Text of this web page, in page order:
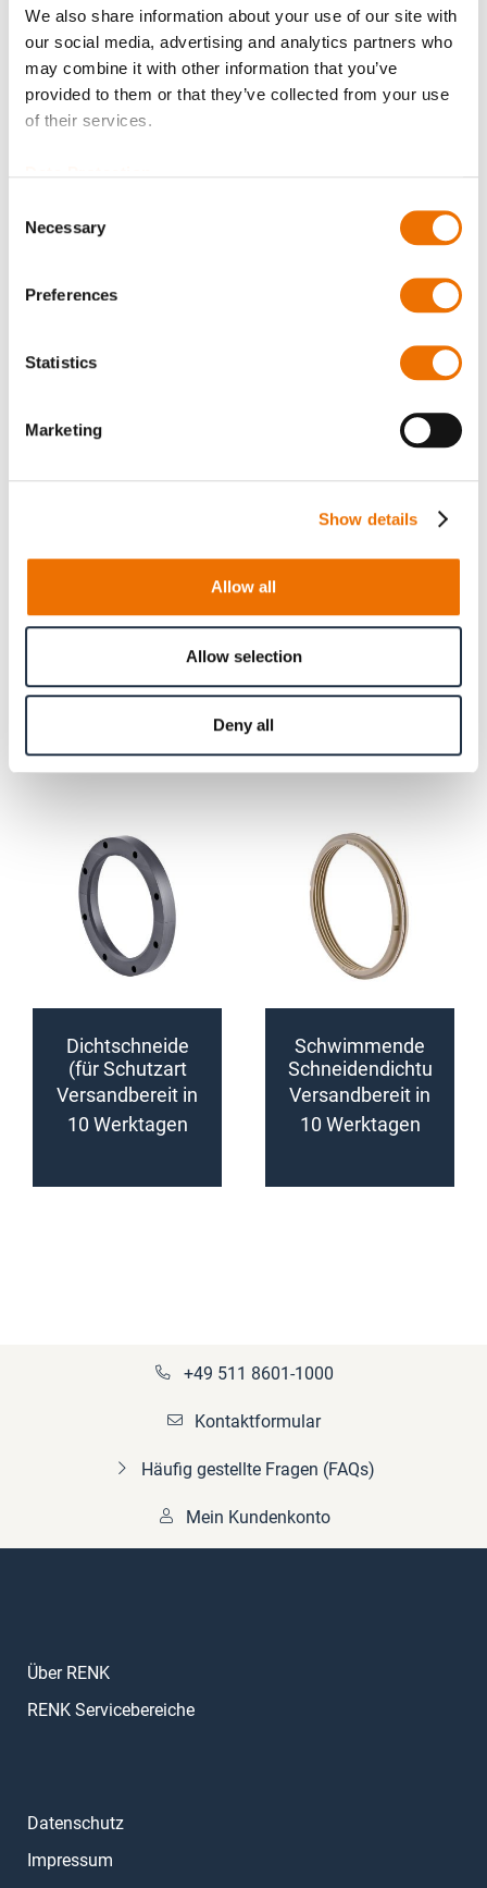
We also share information about your use of our site with
our social media, advertising and analytics partners who
may combine it with other information that you’ve
provided to them or that they’ve collected from your use
of their services.
Selection
Necessary
Preferences
Statistics
Marketing
Show details
Allow all
Allow selection
Deny all
Produktdetails
Spaltdichtung, Zugfeder
(200741461), Ø 100 (200730873), Ø 110 (200731623),
(200730900), Ø 200 (200731193), Ø 225 (200730708),
Verwandte Artikel
Dichtschneide
(für Schutzart
IP55,
konfigurierbar)
Versandbereit in
10 Werktagen
Schwimmende
Schneidendichtu
ng
(konfigurierbar)
Versandbereit in
10 Werktagen
+49 511 8601-1000
Kontaktformular
Häufig gestellte Fragen (FAQs)
Mein Kundenkonto
Über RENK
RENK Servicebereiche
Datenschutz
Impressum